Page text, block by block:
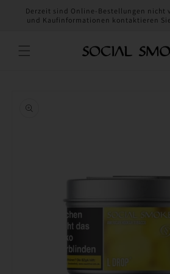
zum
Inhalt
Derzeit sind Online-Bestellungen nicht
und Kaufinformationen kontaktieren